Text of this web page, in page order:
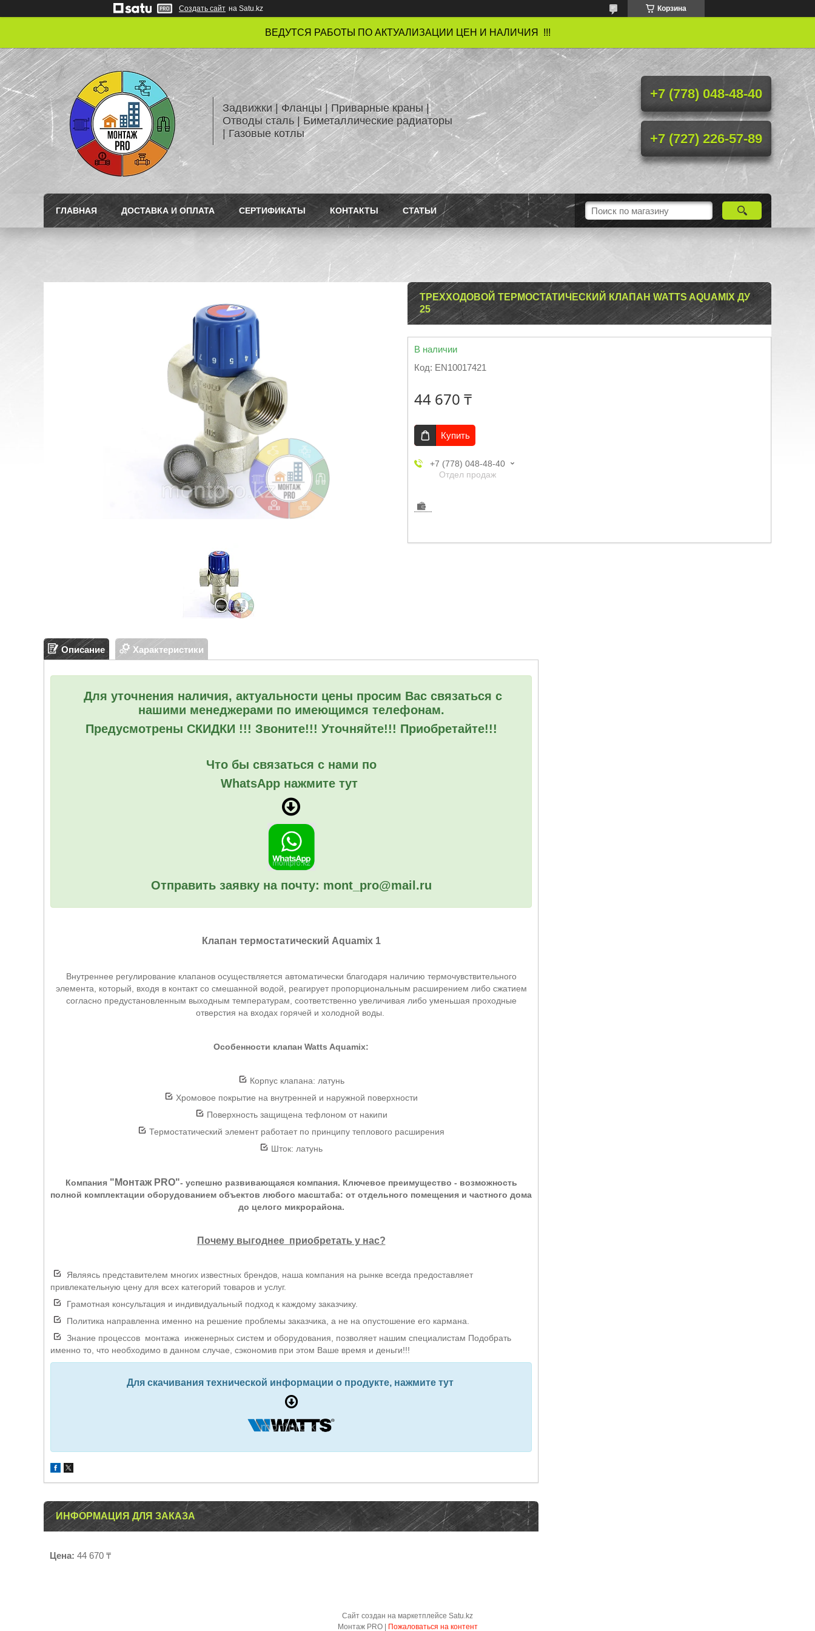
Создать сайт на Satu.kz Корзина
ВЕДУТСЯ РАБОТЫ ПО АКТУАЛИЗАЦИИ ЦЕН И НАЛИЧИЯ !!!
Задвижки | Фланцы | Приварные краны |
Отводы сталь | Биметаллические радиаторы
| Газовые котлы
+7 (778) 048-48-40
+7 (727) 226-57-89
ГЛАВНАЯ ДОСТАВКА И ОПЛАТА СЕРТИФИКАТЫ КОНТАКТЫ СТАТЬИ
ТРЕХХОДОВОЙ ТЕРМОСТАТИЧЕСКИЙ КЛАПАН WATTS AQUAMIX ДУ
25
В наличии
Код: EN10017421
44 670 ₸
Купить
+7 (778) 048-48-40
Отдел продаж
Описание Характеристики
Для уточнения наличия, актуальности цены просим Вас связаться с
нашими менеджерами по имеющимся телефонам.
Предусмотрены СКИДКИ !!! Звоните!!! Уточняйте!!! Приобретайте!!!
Что бы связаться с нами по
WhatsApp нажмите тут
Отправить заявку на почту: mont_pro@mail.ru
Клапан термостатический Aquamix 1
Внутреннее регулирование клапанов осуществляется автоматически благодаря наличию термочувствительного
элемента, который, входя в контакт со смешанной водой, реагирует пропорциональным расширением либо сжатием
согласно предустановленным выходным температурам, соответственно увеличивая либо уменьшая проходные
отверстия на входах горячей и холодной воды.
Особенности клапан Watts Aquamix:
Корпус клапана: латунь
Хромовое покрытие на внутренней и наружной поверхности
Поверхность защищена тефлоном от накипи
Термостатический элемент работает по принципу теплового расширения
Шток: латунь
Компания "Монтаж PRO"- успешно развивающаяся компания. Ключевое преимущество - возможность
полной комплектации оборудованием объектов любого масштаба: от отдельного помещения и частного дома
до целого микрорайона.
Почему выгоднее приобретать у нас?
Являясь представителем многих известных брендов, наша компания на рынке всегда предоставляет
привлекательную цену для всех категорий товаров и услуг.
Грамотная консультация и индивидуальный подход к каждому заказчику.
Политика направленна именно на решение проблемы заказчика, а не на опустошение его кармана.
Знание процессов монтажа инженерных систем и оборудования, позволяет нашим специалистам Подобрать
именно то, что необходимо в данном случае, сэкономив при этом Ваше время и деньги!!!
Для скачивания технической информации о продукте, нажмите тут
ИНФОРМАЦИЯ ДЛЯ ЗАКАЗА
Цена: 44 670 ₸
Сайт создан на маркетплейсе Satu.kz
Пожаловаться на контент